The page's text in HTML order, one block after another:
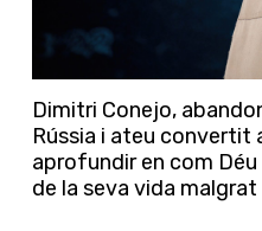
Dimitri Conejo,
Rússia i ateu convertit
aprofundir en com
de la seva vida